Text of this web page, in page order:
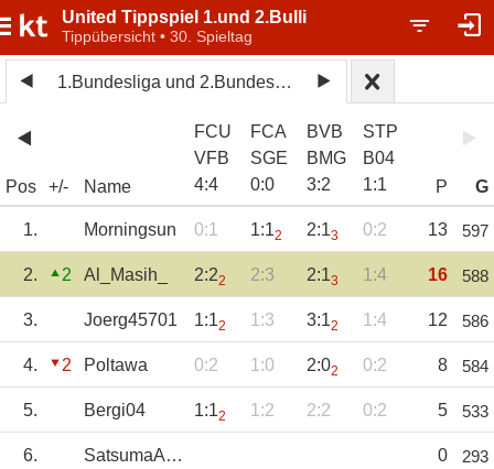
United Tippspiel 1.und 2.Bulli
Tippübersicht • 30. Spieltag
1.Bundesliga und 2.Bundesliga 2025/26
Pos +/- Name
FCU
VFB
4:4
FCA
SGE
0:0
BVB
BMG
3:2
STP
B04
1:1 P G
1. Morningsun 0:1 1:12 2:13 0:2 13 597
2. 2 Al_Masih_ 2:22 2:3 2:13 1:4 16 588
3. Joerg45701 1:12 1:3 3:12 1:4 12 586
4. 2 Poltawa 0:2 1:0 2:02 0:2 8 584
5. Bergi04 1:12 1:2 2:2 0:2 5 533
6. SatsumaAas 0 293